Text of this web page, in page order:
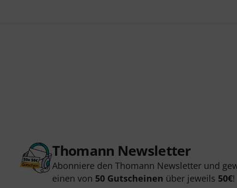
Thomann Newsletter
Abonniere den Thomann Newsletter und
einen von 50 Gutscheinen über jeweils 50€!